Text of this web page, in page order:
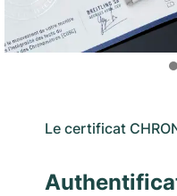
Le certificat